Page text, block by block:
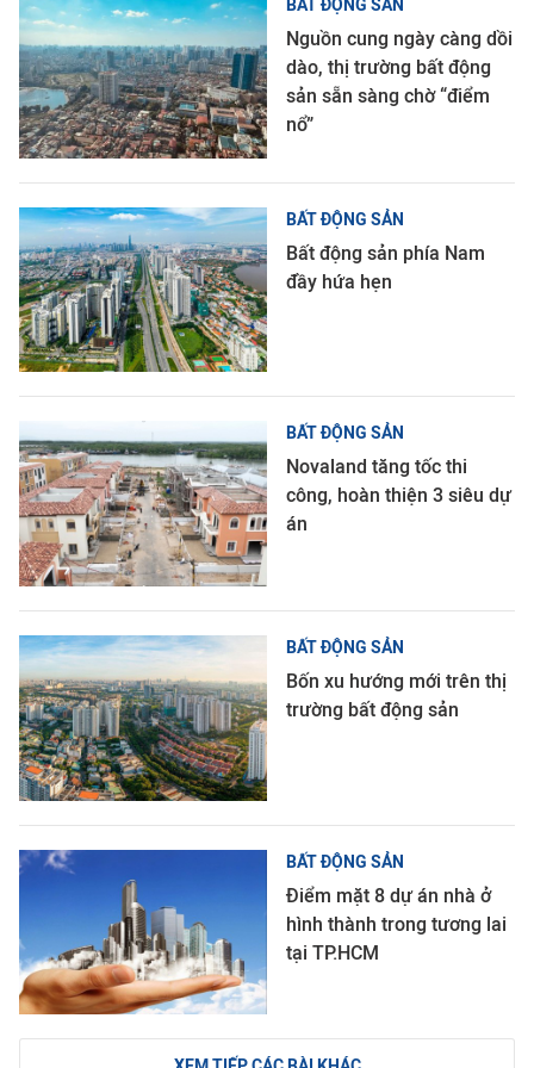
BẤT ĐỘNG SẢN
Nguồn cung ngày càng dồi
dào, thị trường bất động
sản sẵn sàng chờ “điểm
nổ”
BẤT ĐỘNG SẢN
Bất động sản phía Nam
đầy hứa hẹn
BẤT ĐỘNG SẢN
Novaland tăng tốc thi
công, hoàn thiện 3 siêu dự
án
BẤT ĐỘNG SẢN
Bốn xu hướng mới trên thị
trường bất động sản
BẤT ĐỘNG SẢN
Điểm mặt 8 dự án nhà ở
hình thành trong tương lai
tại TP.HCM